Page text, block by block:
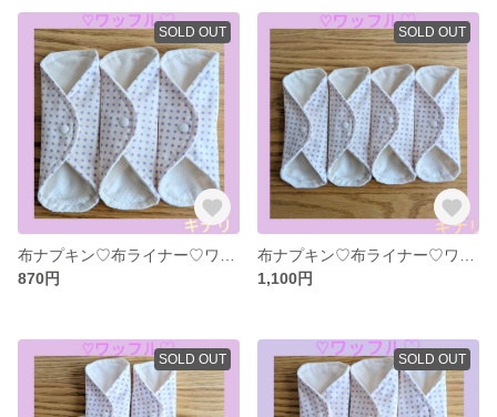
SOLD OUT
870円
SOLD OUT
1,100円
SOLD OUT SOLD OUT